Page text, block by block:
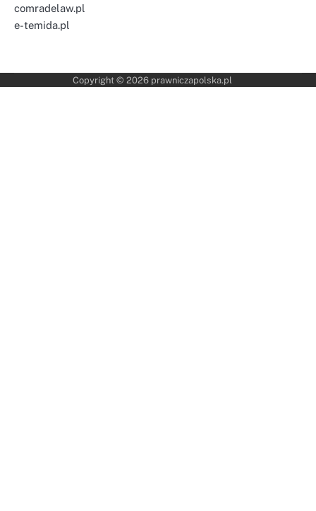
comradelaw.pl
e-temida.pl
Copyright © 2026 prawniczapolska.pl